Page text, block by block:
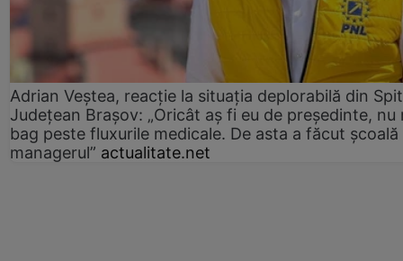
Adrian Veștea, reacție la situația deplorabilă din
Județean Brașov: „Oricât aș fi eu de președinte, nu
bag peste fluxurile medicale. De asta a făcut școală
managerul” actualitate.net